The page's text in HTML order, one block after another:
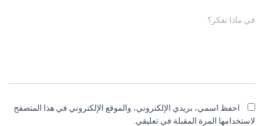
في ماذا تفكر؟
احفظ اسمي، بريدي الإلكتروني، والموقع الإلكتروني في هذا المتصفح
لاستخدامها المرة المقبلة في تعليقي.